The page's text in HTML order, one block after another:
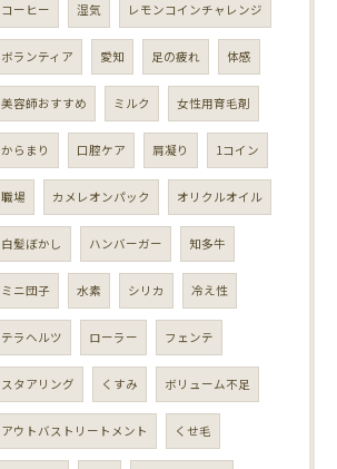
コーヒー 湿気 レモンコインチャレンジ
ボランティア 愛知 足の疲れ 体感
美容師おすすめ ミルク 女性用育毛剤
からまり 口腔ケア 肩凝り 1コイン
職場 カメレオンパック オリクルオイル
白髪ぼかし ハンバーガー 知多牛
ミニ団子 水素 シリカ 冷え性
テラヘルツ ローラー フェンテ
スタアリング くすみ ボリューム不足
アウトバストリートメント くせ毛